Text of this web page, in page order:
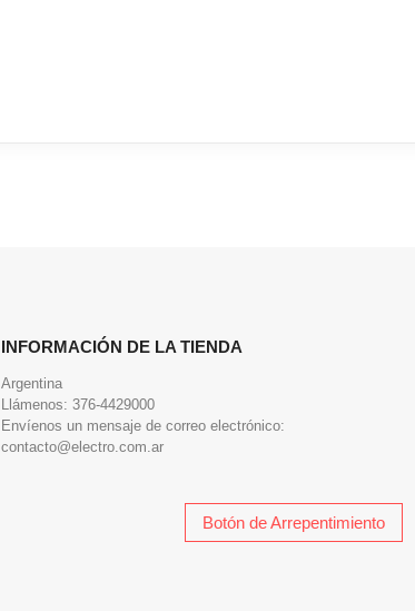
INFORMACIÓN DE LA TIENDA
Argentina
Llámenos: 376-4429000
Envíenos un mensaje de correo electrónico:
contacto@electro.com.ar
Botón de Arrepentimiento